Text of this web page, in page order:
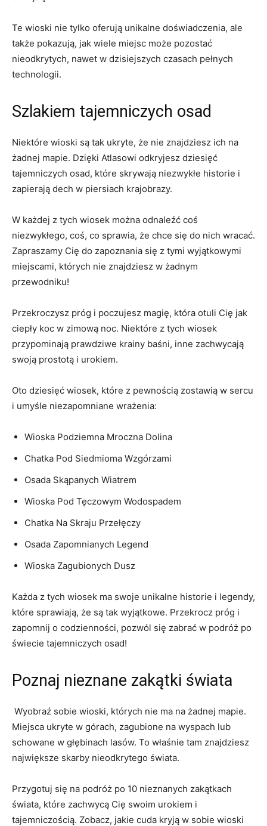
Te wioski nie tylko oferują unikalne doświadczenia, ale
także pokazują, jak wiele miejsc może pozostać‍
nieodkrytych, nawet w dzisiejszych czasach pełnych
technologii.
Szlakiem tajemniczych osad
Niektóre wioski są tak ukryte, że nie znajdziesz ich na
żadnej mapie.⁣ Dzięki Atlasowi⁣ odkryjesz dziesięć
tajemniczych osad, które skrywają ‌niezwykłe⁤ historie i
zapierają dech w piersiach krajobrazy.
W każdej z tych wiosek można odnaleźć⁤ coś
niezwykłego, coś, co sprawia, że chce się do nich wracać.
Zapraszamy Cię do zapoznania się z tymi wyjątkowymi
miejscami, których nie znajdziesz w żadnym⁢
przewodniku!
Przekroczysz próg i poczujesz magię, która otuli Cię jak
⁤ciepły koc w zimową noc. Niektóre z tych wiosek
przypominają prawdziwe ‌krainy baśni, inne zachwycają
swoją prostotą i urokiem.
Oto⁢ dziesięć wiosek, które z pewnością zostawią w ​sercu
i umyśle niezapomniane wrażenia:
Wioska‌ Podziemna ‌Mroczna Dolina
Chatka Pod Siedmioma Wzgórzami
Osada Skąpanych Wiatrem
Wioska Pod Tęczowym Wodospadem
Chatka Na Skraju Przełęczy
Osada Zapomnianych ⁢Legend
Wioska ⁤Zagubionych Dusz
Każda⁢ z tych wiosek ma swoje⁢ unikalne historie i legendy,
które sprawiają, że są tak ‍wyjątkowe. Przekrocz próg i
zapomnij o codzienności, pozwól‌ się zabrać w podróż po
świecie tajemniczych osad!
Poznaj nieznane zakątki ‍świata
⁤ Wyobraź sobie wioski, ⁣których nie ma na żadnej mapie.
Miejsca ukryte w ‍górach,⁢ zagubione na wyspach lub
schowane w głębinach​ lasów.​ To właśnie tam znajdziesz
największe skarby nieodkrytego ‌świata.
Przygotuj się ‌na podróż po 10 nieznanych zakątkach
świata, które zachwycą Cię swoim urokiem i
tajemniczością. Zobacz, jakie cuda kryją w sobie wioski